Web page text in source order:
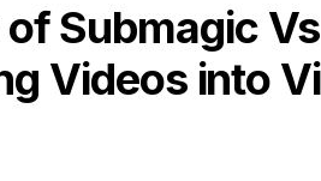
Submagic
Videos into